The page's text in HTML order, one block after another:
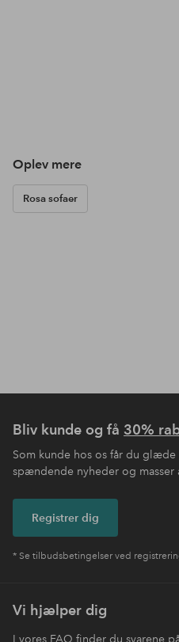
Oplev mere
Rosa sofaer
Bliv kunde og få 30%
Som kunde hos os får du glæde
spændende nyheder og masser
Registrer dig
* Se tilbudsbetingelser ved
Vi hjælper dig
I vores FAQ finder du svarene